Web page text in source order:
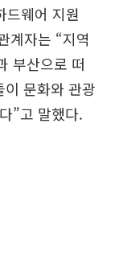
드웨어 지원
계자는 “지역
부산으로 떠
이 문화와 관광
”고 말했다.